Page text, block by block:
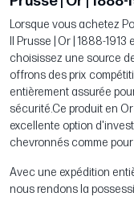
Lorsque vous achetez
II Prusse | Or | 1888-
choisissez une source
offrons des prix
entièrement assurée
sécurité.Ce produit en
excellente option
chevronnés comme
Avec une expédition
nous rendons la